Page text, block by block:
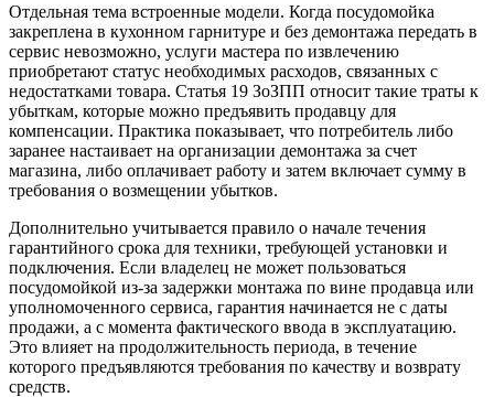
Отдельная тема встроенные модели. Когда посудомойка
закреплена в кухонном гарнитуре и без демонтажа передать в
сервис невозможно, услуги мастера по извлечению
приобретают статус необходимых расходов, связанных с
недостатками товара. Статья 19 ЗоЗПП относит такие траты к
убыткам, которые можно предъявить продавцу для
компенсации. Практика показывает, что потребитель либо
заранее настаивает на организации демонтажа за счет
магазина, либо оплачивает работу и затем включает сумму в
требования о возмещении убытков.
Дополнительно учитывается правило о начале течения
гарантийного срока для техники, требующей установки и
подключения. Если владелец не может пользоваться
посудомойкой из‑за задержки монтажа по вине продавца или
уполномоченного сервиса, гарантия начинается не с даты
продажи, а с момента фактического ввода в эксплуатацию.
Это влияет на продолжительность периода, в течение
которого предъявляются требования по качеству и возврату
средств.